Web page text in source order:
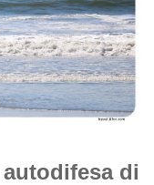
di